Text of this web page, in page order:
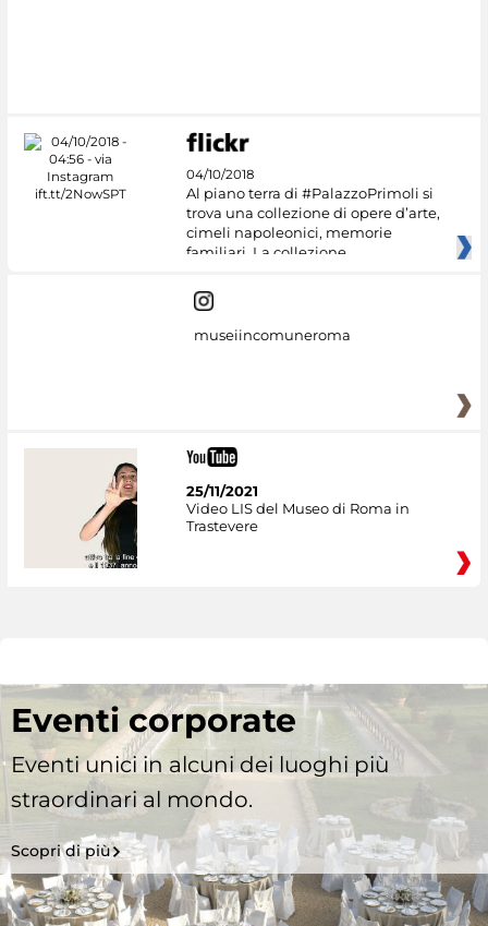
04/10/2018
Al piano terra di #PalazzoPrimoli si
trova una collezione di opere d’arte,
cimeli napoleonici, memorie
familiari. La collezione
museiincomuneroma
25/11/2021
Video LIS del Museo di Roma in
Trastevere
Eventi corporate
Eventi unici in alcuni dei luoghi più
straordinari al mondo.
Scopri di più